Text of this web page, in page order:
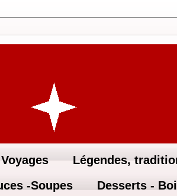
Légendes,
-Soupes Desserts -